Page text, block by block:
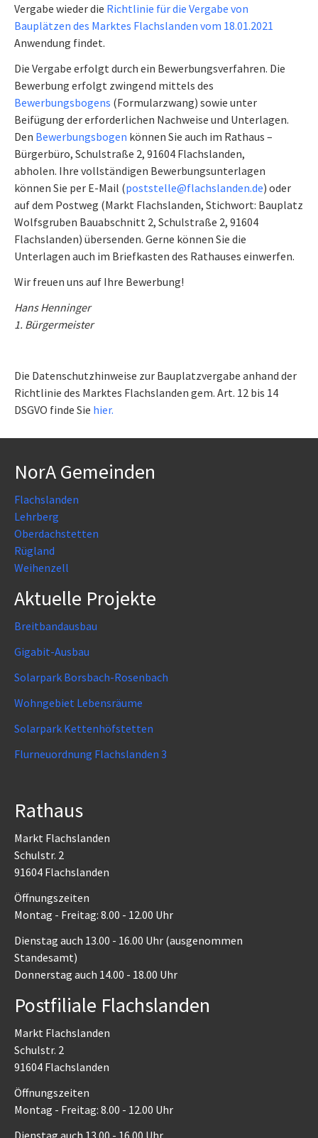
Vergabe wieder die Richtlinie für die Vergabe von
Bauplätzen des Marktes Flachslanden vom 18.01.2021
Anwendung findet.
Die Vergabe erfolgt durch ein Bewerbungsverfahren. Die
Bewerbung erfolgt zwingend mittels des
Bewerbungsbogens (Formularzwang) sowie unter
Beifügung der erforderlichen Nach­weise und Unterlagen.
Den Bewerbungsbogen können Sie auch im Rathaus –
Bürger­büro, Schulstraße 2, 91604 Flachslanden,
abholen. Ihre vollständigen Bewerbungsunterlagen
können Sie per E-Mail (poststelle@flachslan­den.de) oder
auf dem Postweg (Markt Flachslanden, Stichwort: Bauplatz
Wolfsgruben Bauab­schnitt 2, Schulstraße 2, 91604
Flachslanden) übersenden. Gerne können Sie die
Unterlagen auch im Briefkasten des Rathauses einwerfen.
Wir freuen uns auf Ihre Bewerbung!
Hans Henninger
1. Bürgermeister
Die Datenschutzhinweise zur Bauplatzvergabe anhand der
Richtlinie des Marktes Flachslanden gem. Art. 12 bis 14
DSGVO finde Sie hier.
NorA Gemeinden
Flachslanden
Lehrberg
Oberdachstetten
Rügland
Weihenzell
Aktuelle Projekte
Breitbandausbau
Gigabit-Ausbau
Solarpark Borsbach-Rosenbach
Wohngebiet Lebensräume
Solarpark Kettenhöfstetten
Flurneuordnung Flachslanden 3
Rathaus
Markt Flachslanden
Schulstr. 2
91604 Flachslanden
Öffnungszeiten
Montag - Freitag: 8.00 - 12.00 Uhr
Dienstag auch 13.00 - 16.00 Uhr (ausgenommen
Standesamt)
Donnerstag auch 14.00 - 18.00 Uhr
Postfiliale Flachslanden
Markt Flachslanden
Schulstr. 2
91604 Flachslanden
Öffnungszeiten
Montag - Freitag: 8.00 - 12.00 Uhr